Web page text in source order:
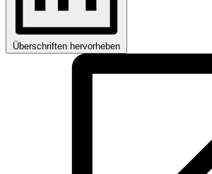
Überschriften hervorheben